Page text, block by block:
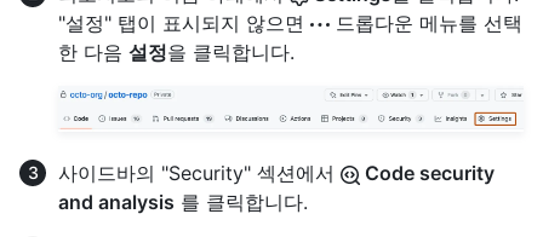
"설정" 탭이 표시되지 않으면
드롭다운 메뉴를 선택
한 다음 설정을 클릭합니다.
사이드바의 "Security" 섹션에서
Code security
and analysis 를 클릭합니다.